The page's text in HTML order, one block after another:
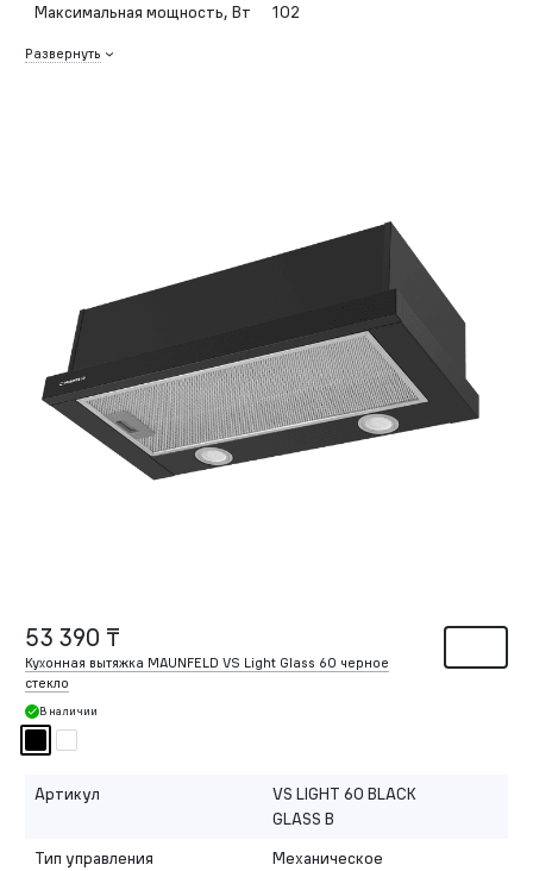
Максимальная мощность, Вт 102
Развернуть
53 390 ₸
Кухонная вытяжка MAUNFELD VS Light Glass 60 черное
стекло
В наличии
Артикул
VS LIGHT 60 BLACK
GLASS B
Тип управления
Механическое